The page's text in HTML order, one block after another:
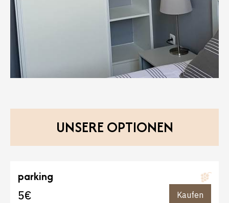
UNSERE OPTIONEN
parking
5€
Kaufen